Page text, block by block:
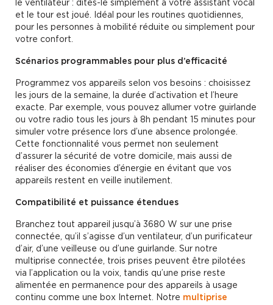
le ventilateur : dites-le simplement à votre assistant vocal
et le tour est joué. Idéal pour les routines quotidiennes,
pour les personnes à mobilité réduite ou simplement pour
votre confort.
Scénarios programmables pour plus d’efficacité
Programmez vos appareils selon vos besoins : choisissez
les jours de la semaine, la durée d’activation et l’heure
exacte. Par exemple, vous pouvez allumer votre guirlande
ou votre radio tous les jours à 8h pendant 15 minutes pour
simuler votre présence lors d’une absence prolongée.
Cette fonctionnalité vous permet non seulement
d’assurer la sécurité de votre domicile, mais aussi de
réaliser des économies d’énergie en évitant que vos
appareils restent en veille inutilement.
Compatibilité et puissance étendues
Branchez tout appareil jusqu’à 3680 W sur une prise
connectée, qu’il s’agisse d’un ventilateur, d’un purificateur
d’air, d’une veilleuse ou d’une guirlande. Sur notre
multiprise connectée, trois prises peuvent être pilotées
via l’application ou la voix, tandis qu’une prise reste
alimentée en permanence pour des appareils à usage
continu comme une box Internet. Notre multiprise